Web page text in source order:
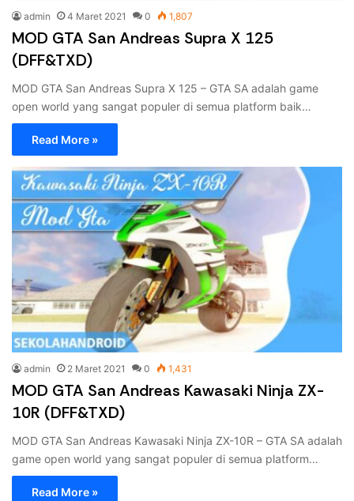
admin 4 Maret 2021 0 1,807
MOD GTA San Andreas Supra X 125
(DFF&TXD)
MOD GTA San Andreas Supra X 125 – GTA SA adalah game
open world yang sangat populer di semua platform baik…
Read More »
admin 2 Maret 2021 0 1,431
MOD GTA San Andreas Kawasaki Ninja ZX-
10R (DFF&TXD)
MOD GTA San Andreas Kawasaki Ninja ZX-10R – GTA SA adalah
game open world yang sangat populer di semua platform…
Read More »